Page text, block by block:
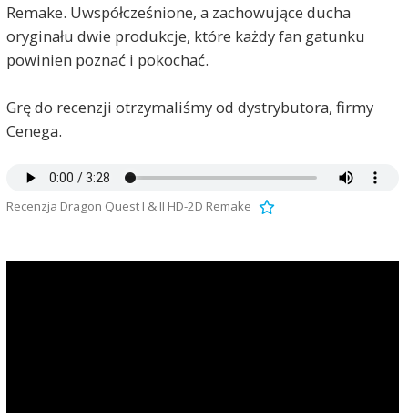
Remake. Uwspółcześnione, a zachowujące ducha
oryginału dwie produkcje, które każdy fan gatunku
powinien poznać i pokochać.
Grę do recenzji otrzymaliśmy od dystrybutora, firmy
Cenega.
Recenzja Dragon Quest I & II HD-2D Remake